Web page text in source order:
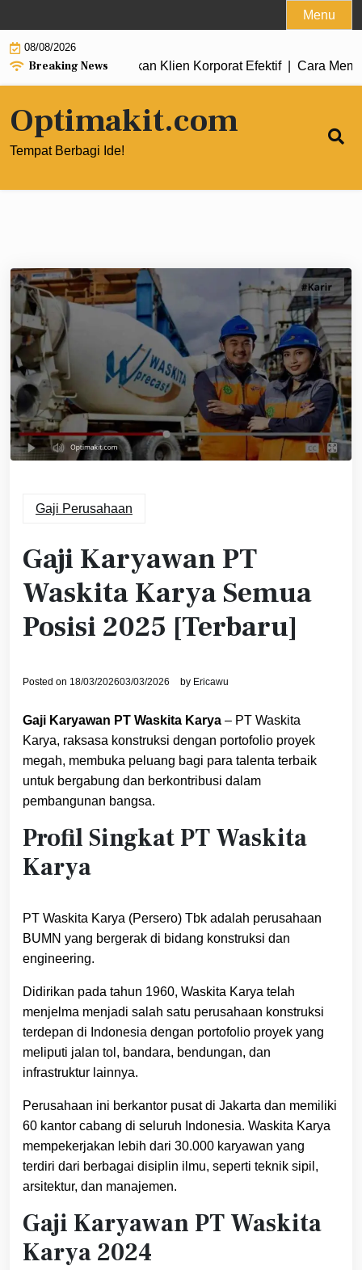
to
content
Menu
08/08/2026
Breaking News
untuk Mendapatkan Klien Korporat Efektif |Cara
Optimakit.com
Tempat Berbagi Ide!
Gaji Perusahaan
Gaji Karyawan PT
Waskita Karya Semua
Posisi 2025 [Terbaru]
Posted on 18/03/202603/03/2026 by Ericawu
Gaji Karyawan PT Waskita Karya – PT Waskita
Karya, raksasa konstruksi dengan portofolio proyek
megah, membuka peluang bagi para talenta terbaik
untuk bergabung dan berkontribusi dalam
pembangunan bangsa.
Profil Singkat PT Waskita
Karya
PT Waskita Karya (Persero) Tbk adalah perusahaan
BUMN yang bergerak di bidang konstruksi dan
engineering.
Didirikan pada tahun 1960, Waskita Karya telah
menjelma menjadi salah satu perusahaan konstruksi
terdepan di Indonesia dengan portofolio proyek yang
meliputi jalan tol, bandara, bendungan, dan
infrastruktur lainnya.
Perusahaan ini berkantor pusat di Jakarta dan memiliki
60 kantor cabang di seluruh Indonesia. Waskita Karya
mempekerjakan lebih dari 30.000 karyawan yang
terdiri dari berbagai disiplin ilmu, seperti teknik sipil,
arsitektur, dan manajemen.
Gaji Karyawan PT Waskita
Karya 2024